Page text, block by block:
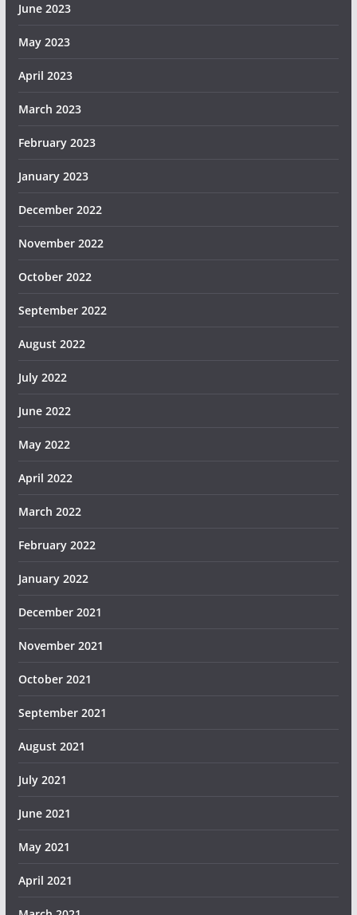
June 2023
May 2023
April 2023
March 2023
February 2023
January 2023
December 2022
November 2022
October 2022
September 2022
August 2022
July 2022
June 2022
May 2022
April 2022
March 2022
February 2022
January 2022
December 2021
November 2021
October 2021
September 2021
August 2021
July 2021
June 2021
May 2021
April 2021